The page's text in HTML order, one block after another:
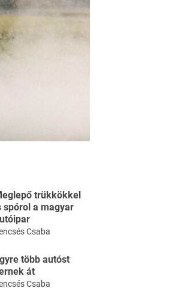
trükkökkel
spórol a magyar
Csaba
több autóst
át
Csaba